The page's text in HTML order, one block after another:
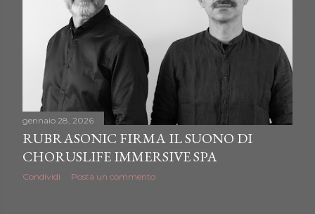
gennaio 28, 2026
RUBRASONIC FIRMA IL SUONO DI
CHORUSLIFE IMMERSIVE SPA
Condividi Posta un commento